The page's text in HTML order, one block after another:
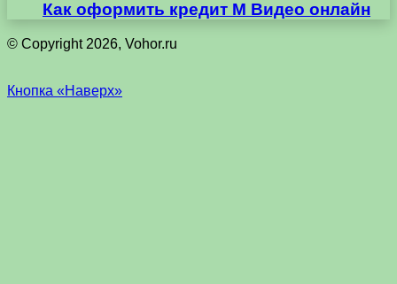
Как оформить кредит М Видео онлайн
© Copyright 2026, Vohor.ru
Кнопка «Наверх»